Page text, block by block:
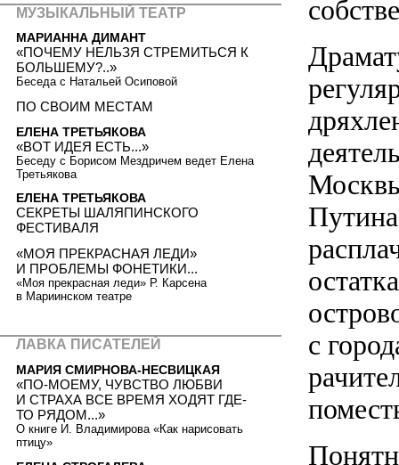
с
МУЗЫКАЛЬНЫЙ ТЕАТР
МАРИАННА ДИМАНТ
«ПОЧЕМУ НЕЛЬЗЯ СТРЕМИТЬСЯ К
БОЛЬШЕМУ?..»
Беседа с Натальей Осиповой
ПО СВОИМ МЕСТАМ
ЕЛЕНА ТРЕТЬЯКОВА
«ВОТ ИДЕЯ ЕСТЬ...»
Беседу с Борисом Мездричем ведет Елена
Третьякова
ЕЛЕНА ТРЕТЬЯКОВА
СЕКРЕТЫ ШАЛЯПИНСКОГО
ФЕСТИВАЛЯ
«МОЯ ПРЕКРАСНАЯ ЛЕДИ»
И ПРОБЛЕМЫ ФОНЕТИКИ...
«Моя прекрасная леди» Р. Карсена
в Мариинском театре
ЛАВКА ПИСАТЕЛЕЙ
МАРИЯ СМИРНОВА-НЕСВИЦКАЯ
«ПО-МОЕМУ, ЧУВСТВО ЛЮБВИ
И СТРАХА ВСЕ ВРЕМЯ ХОДЯТ ГДЕ-
ТО РЯДОМ...»
О книге И. Владимирова «Как нарисовать
птицу»